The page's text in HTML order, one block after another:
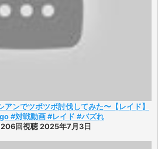
アンでツボツボ討伐してみた〜【レイド】
#対戦動画 #レイド #バズれ
回視聴 2025年7月3日